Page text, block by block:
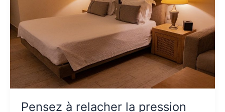
Pensez à relacher la pression